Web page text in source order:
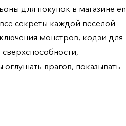
для покупок в магазине en
секреты каждой веселой
монстров, кодзи для
врагов, показывать